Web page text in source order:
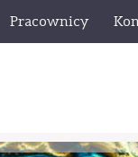
Pracownicy